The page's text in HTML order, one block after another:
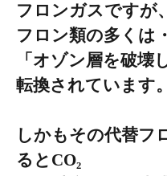
フロンガスですが
フロン類の多くは
「オゾン層を破壊
転換されています。
しかもその代替フ
ると CO₂